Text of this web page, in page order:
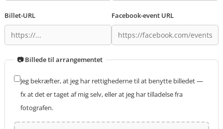
Billet-URL Facebook-event URL
📷 Billede til arrangementet
Jeg bekræfter, at jeg har rettighederne til at benytte billedet —
fx at det er taget af mig selv, eller at jeg har tilladelse fra
fotografen.